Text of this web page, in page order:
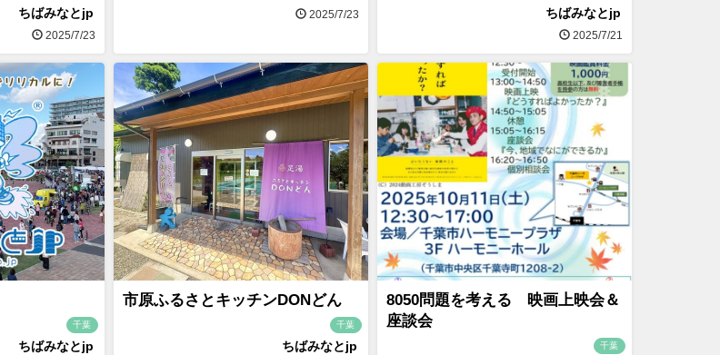
ちばみなとjp
2025/7/23
2025/7/23 ちばみなとjp
2025/7/21
千葉
ちばみなとjp
市原ふるさとキッチンDONどん
千葉
ちばみなとjp
8050問題を考える 映画上映会＆
座談会
千葉